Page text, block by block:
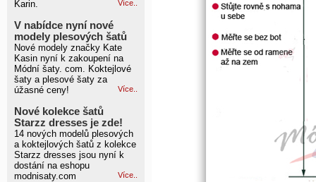
Karin.
Více..
V nabídce nyní nové
modely plesových šatů
Nové modely značky Kate
Kasin nyní k zakoupení na
Módní šaty. com. Koktejlové
šaty a plesové šaty za
úžasné ceny!
Více..
Nové kolekce šatů
Starzz dresses je zde!
14 nových modelů plesových
a koktejlových šatů z kolekce
Starzz dresses jsou nyní k
dostání na eshopu
modnisaty.com
Více..